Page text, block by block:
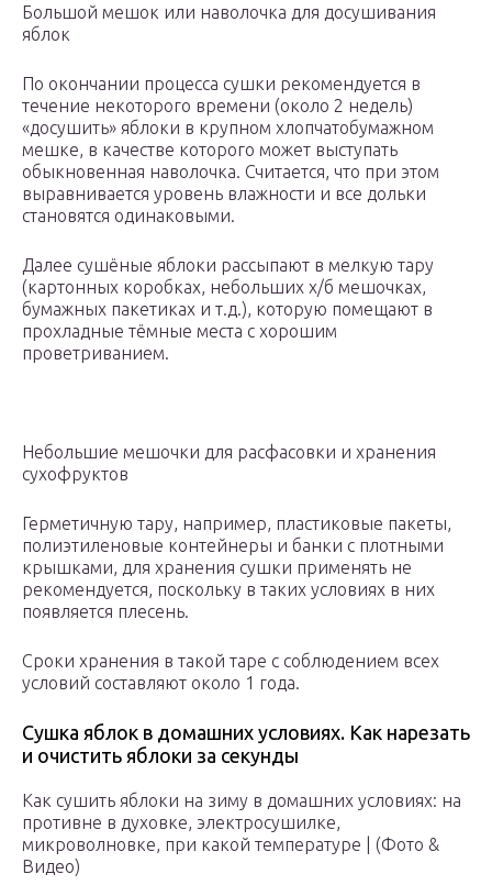
Большой мешок или наволочка для досушивания
яблок
По окончании процесса сушки рекомендуется в
течение некоторого времени (около 2 недель)
«досушить» яблоки в крупном хлопчатобумажном
мешке, в качестве которого может выступать
обыкновенная наволочка. Считается, что при этом
выравнивается уровень влажности и все дольки
становятся одинаковыми.
Далее сушёные яблоки рассыпают в мелкую тару
(картонных коробках, небольших х/б мешочках,
бумажных пакетиках и т.д.), которую помещают в
прохладные тёмные места с хорошим
проветриванием.
Небольшие мешочки для расфасовки и хранения
сухофруктов
Герметичную тару, например, пластиковые пакеты,
полиэтиленовые контейнеры и банки с плотными
крышками, для хранения сушки применять не
рекомендуется, поскольку в таких условиях в них
появляется плесень.
Сроки хранения в такой таре с соблюдением всех
условий составляют около 1 года.
Сушка яблок в домашних условиях. Как нарезать
и очистить яблоки за секунды
Как сушить яблоки на зиму в домашних условиях: на
противне в духовке, электросушилке,
микроволновке, при какой температуре | (Фото &
Видео)